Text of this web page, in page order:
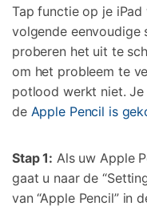
Tap functie op je
volgende eenvoudige
proberen het uit te
om het probleem te
potlood werkt niet.
de Apple Pencil is
Stap 1: Als uw Apple
gaat u naar de
van “Apple Pencil” in